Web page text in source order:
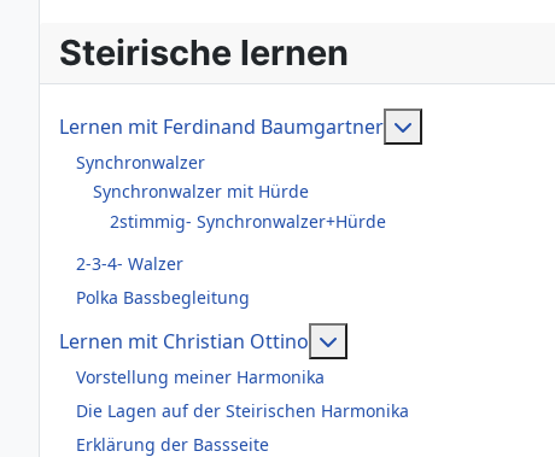
Steirische lernen
Lernen mit Ferdinand Baumgartner
Synchronwalzer
Synchronwalzer mit Hürde
2stimmig- Synchronwalzer+Hürde
2-3-4- Walzer
Polka Bassbegleitung
Lernen mit Christian Ottino
Vorstellung meiner Harmonika
Die Lagen auf der Steirischen Harmonika
Erklärung der Bassseite